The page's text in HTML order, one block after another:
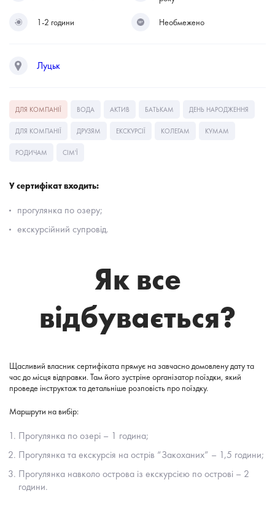
1-2 години Необмежено
Луцьк
ДЛЯ КОМПАНІЇ ВОДА АКТИВ БАТЬКАМ ДЕНЬ НАРОДЖЕННЯ
ДЛЯ КОМПАНІЇ ДРУЗЯМ ЕКСКУРСІЇ КОЛЕГАМ КУМАМ
РОДИЧАМ СІМ'Ї
У сертифікат входить:
прогулянка по озеру;
екскурсійний супровід.
Як все
відбувається?
Щасливий власник сертифіката прямує на завчасно домовлену дату та
час до місця відправки. Там його зустріне організатор поїздки, який
проведе інструктаж та детальніше розповість про поїздку.
Маршрути на вибір:
Прогулянка по озері – 1 година;
Прогулянка та екскурсія на острів “Закоханих” – 1,5 години;
Прогулянка навколо острова із екскурсією по острові – 2
години.